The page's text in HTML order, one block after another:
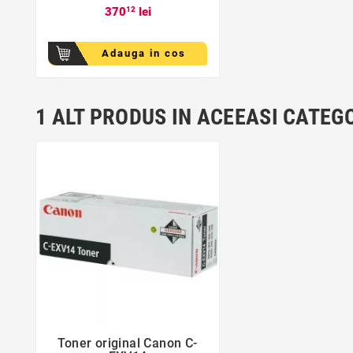
37012lei
Adauga in cos
1 ALT PRODUS IN ACEEASI
Toner original Canon C-